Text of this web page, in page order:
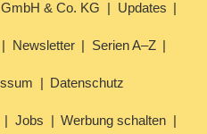
& Co. KG Updates
Newsletter Serien A–Z
Datenschutz
Jobs Werbung schalten